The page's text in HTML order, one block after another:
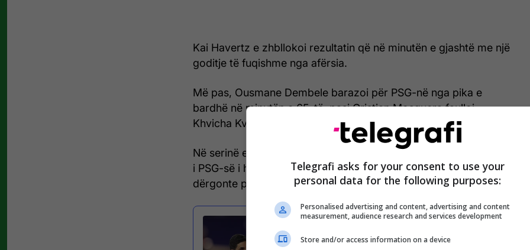
Kai Havertz e zhbllokoi rezultatin që në minutën e gjashtë me një
goditje të fuqishme nga afërsia.
Më pas, Ousmane Dembele barazoi për PSG-në nga pika e
bardhë në minutën e 65-të, pasi Cristian Mosquera faulloi
Khvicha Kvaratskhelia.
Në serinë e penalltive, Eberechi Eze i Arsenalit dhe Nuno Mendes
i PSG-së i humbën goditjet, përpara se Gabriel Magalhaes ta
dërgonte penalltinë vendimtare mbi traversë.
Mikel Arteta shpërthen në akuza pasi
Telegrafi asks for your consent to use your
personal data for the following purposes:
Personalised advertising and content, advertising and content
measurement, audience research and services development
Store and/or access information on a device